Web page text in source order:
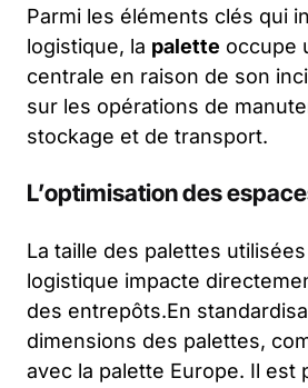
Parmi les éléments clés qui
logistique, la palette occupe
centrale en raison de son
sur les opérations de
stockage et de transport.
L’optimisation des
La taille des palettes
logistique impacte
des entrepôts.En
dimensions des palettes,
avec la palette Europe. Il est